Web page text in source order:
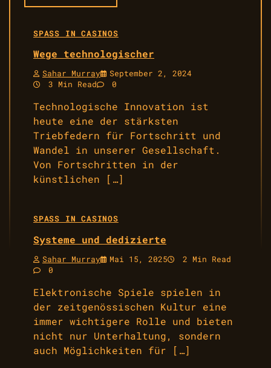
SPASS IN CASINOS
Wege technologischer
Sahar Murray
September 2, 2024
3 Min Read
0
Technologische Innovation ist
heute eine der stärksten
Triebfedern für Fortschritt und
Wandel in unserer Gesellschaft.
Von Fortschritten in der
künstlichen […]
SPASS IN CASINOS
Systeme und dedizierte
Sahar Murray Mai 15, 2025
2 Min Read
0
Elektronische Spiele spielen in
der zeitgenössischen Kultur eine
immer wichtigere Rolle und bieten
nicht nur Unterhaltung, sondern
auch Möglichkeiten für […]